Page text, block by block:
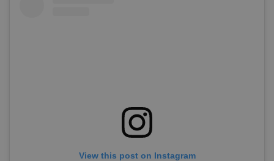
View this post on Instagram